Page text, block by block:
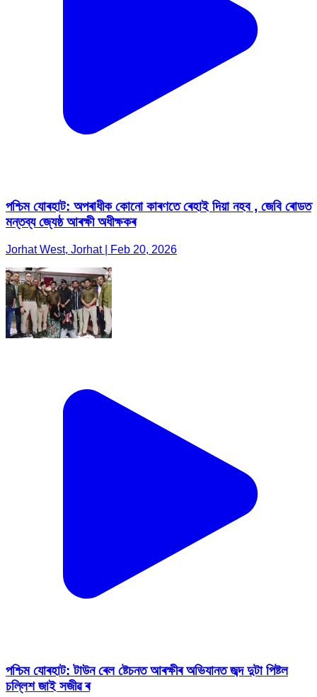
পশ্চিম যোৰহাট: অপৰাধীক কোনো কাৰণতে ৰেহাই দিয়া নহব , জেবি ৰোডত
মন্তব্য জ্যেষ্ঠ আৰক্ষী অধীক্ষকৰ
Jorhat West, Jorhat | Feb 20, 2026
পশ্চিম যোৰহাট: টাউন ৰেল ষ্টেচনত আৰক্ষীৰ অভিযানত জব্দ দুটা পিষ্টল
চল্লিশ জাই সজীৱ ৰ